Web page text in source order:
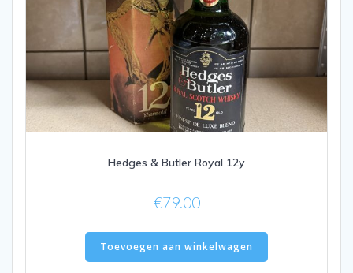
Hedges & Butler Royal 12y
€79.00
Toevoegen aan winkelwagen